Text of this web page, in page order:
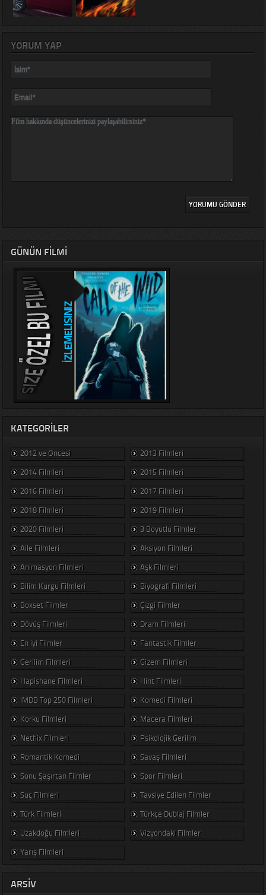
YORUM YAP
GÜNÜN FILMI
KATEGORILER
2012 ve Öncesi
2013 Filmleri
2014 Filmleri
2015 Filmleri
2016 Filmleri
2017 Filmleri
2018 Filmleri
2019 Filmleri
2020 Filmleri
3 Boyutlu Filmler
Aile Filmleri
Aksiyon Filmleri
Animasyon Filmleri
Aşk Filmleri
Bilim Kurgu Filmleri
Biyografi Filmleri
Boxset Filmler
Çizgi Filmler
Dövüş Filmleri
Dram Filmleri
En iyi Filmler
Fantastik Filmler
Gerilim Filmleri
Gizem Filmleri
Hapishane Filmleri
Hint Filmleri
IMDB Top 250 Filmleri
Komedi Filmleri
Korku Filmleri
Macera Filmleri
Netflix Filmleri
Psikolojik Gerilim
Romantik Komedi
Savaş Filmleri
Sonu Şaşırtan Filmler
Spor Filmleri
Suç Filmleri
Tavsiye Edilen Filmler
Türk Filmleri
Türkçe Dublaj Filmler
Uzakdoğu Filmleri
Vizyondaki Filmler
Yarış Filmleri
ARSIV